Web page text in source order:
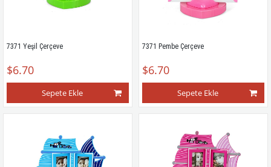
7371 Yeşil Çerçeve
$6.70
Sepete Ekle
7371 Pembe Çerçeve
$6.70
Sepete Ekle